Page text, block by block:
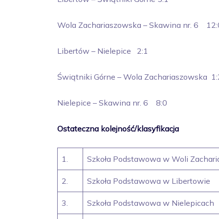
Wola Zachariaszowska – Skawina nr. 6
Libertów – Nielepice 2:1
Świątniki Górne – Wola Zachariaszowska
Nielepice – Skawina nr. 6 8:0
Ostateczna kolejność/klasyfikacja
1. Szkoła Podstawowa w Woli
2. Szkoła Podstawowa w Libertowie
3. Szkoła Podstawowa w Nielepicach